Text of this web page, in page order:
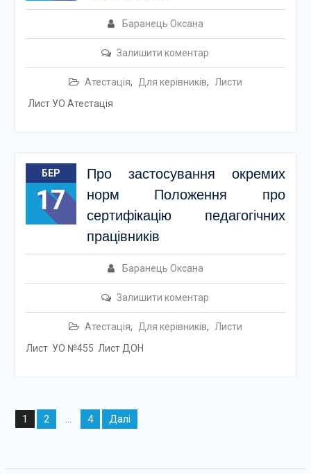
Баранець Оксана
Залишити коментар
Атестація, Для керівників,
Листи
Лист УО Атестація
БЕР
17
Про застосування окремих
норм Положення про
сертифікацію педагогічних
працівників
Баранець Оксана
Залишити коментар
Атестація, Для керівників,
Листи
Лист УО №455 Лист ДОН
Навігація
записів
1 2 4 Далі